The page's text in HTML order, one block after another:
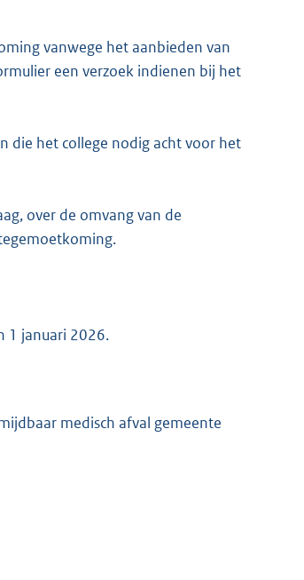
vanwege het aanbieden van
een verzoek indienen bij het
die het college nodig acht voor het
over de omvang van de
1 januari 2026.
medisch afval gemeente